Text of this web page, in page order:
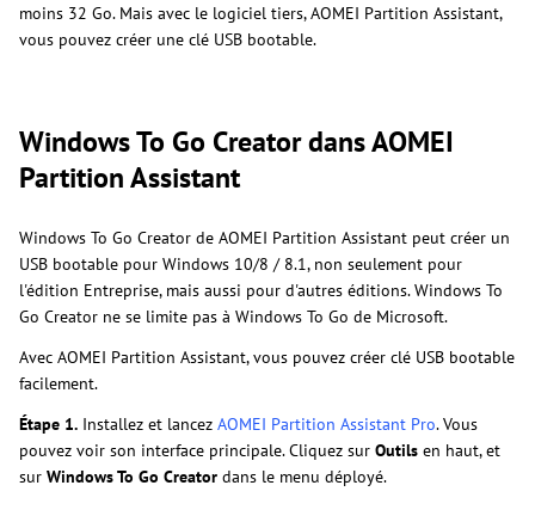
moins 32 Go. Mais avec le logiciel tiers, AOMEI Partition Assistant,
vous pouvez créer une clé USB bootable.
Windows To Go Creator dans AOMEI
Partition Assistant
Windows To Go Creator de AOMEI Partition Assistant peut créer un
USB bootable pour Windows 10/8 / 8.1, non seulement pour
l'édition Entreprise, mais aussi pour d'autres éditions. Windows To
Go Creator ne se limite pas à Windows To Go de Microsoft.
Avec AOMEI Partition Assistant, vous pouvez créer clé USB bootable
facilement.
Étape 1. Installez et lancez AOMEI Partition Assistant Pro. Vous
pouvez voir son interface principale. Cliquez sur Outils en haut, et
sur Windows To Go Creator dans le menu déployé.